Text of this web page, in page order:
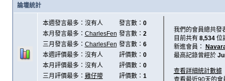
論壇統計
本週發言最多：沒有人 發言數： 0
本月發言最多： CharlesFen 發言數： 2
三月發言最多： CharlesFen 發言數： 6
本週評價最多：沒有人
評價數： 0
本月評價最多：沒有人
評價數： 0
三月評價最多： 雞仔嘜 評價數： 1
我們的會員總共發
目前共有 8,534位
新進會員：
最高記錄曾經於
查看詳細統計數據
查看最近90天的會